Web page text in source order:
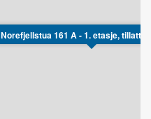
Norefjellstua 161 A - 1. etasje, tillatt